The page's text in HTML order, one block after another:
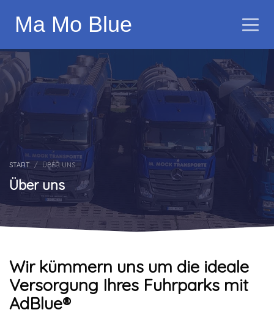
Ma Mo Blue
START ÜBER UNS
Über uns
Wir kümmern uns um die ideale
Versorgung Ihres Fuhrparks mit
AdBlue®